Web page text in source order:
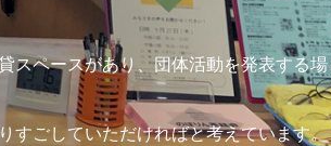
スペースがあり、団体活動を発表する
すごしていただければと考えています。